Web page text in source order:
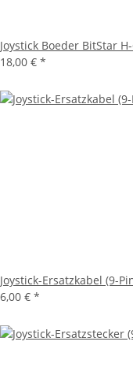
Joystick Boeder BitStar
18,00 € *
Joystick-Ersatzkabel (9-
6,00 € *